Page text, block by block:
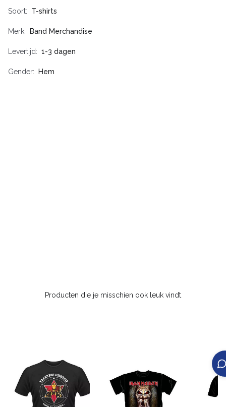
Soort T-shirts
Merk Band Merchandise
Levertijd 1-3 dagen
Gender Hem
Producten die je misschien ook leuk vindt